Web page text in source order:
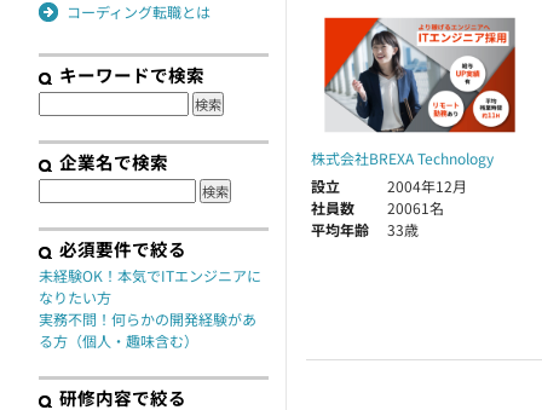
株式会社BREXA Technology
設立
2004年12月
社員数
20061名
平均年齢
33歳
コーディング転職とは
キーワードで検索
企業名で検索
必須要件で絞る
未経験OK！本気でITエンジニアに
なりたい方
実務不問！何らかの開発経験があ
る方（個人・趣味含む）
研修内容で絞る